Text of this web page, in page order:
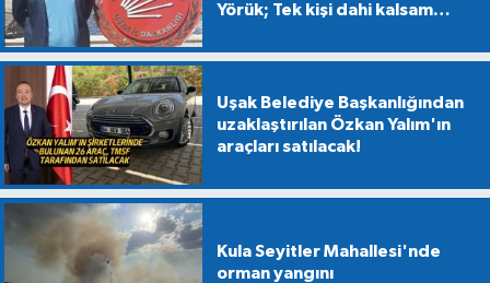
Yörük; Tek kişi dahi kalsam
Uşak Belediye Başkanlığından
uzaklaştırılan Özkan Yalım'ın
araçları satılacak!
Kula Seyitler Mahallesi'nde
orman yangını